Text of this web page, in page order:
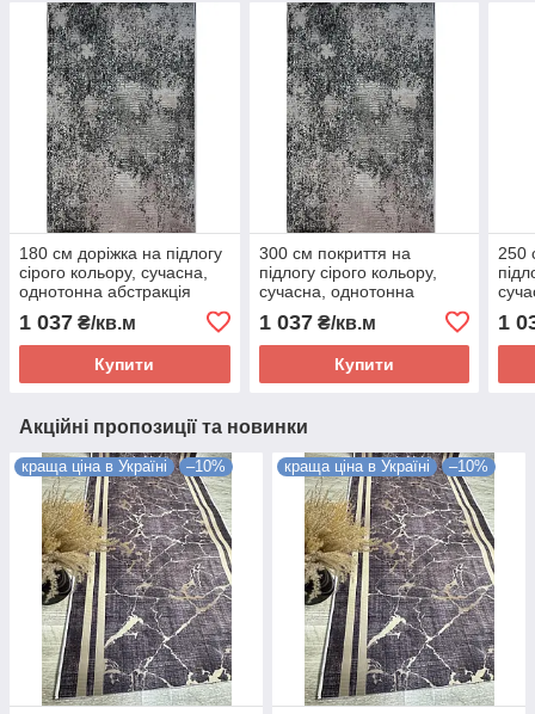
180 см доріжка на підлогу
сірого кольору, сучасна,
однотонна абстракція
GREY/D. GREY
1 037 ₴/кв.м
Купити
300 см покриття на
підлогу сірого кольору,
сучасна, однотонна
03916A L. GREY/D. GREY
1 037₴/кв.м
Купити
250
1
Акційні пропозиції та новинки
краща ціна в Україні –10% краща ціна в Україні –10%